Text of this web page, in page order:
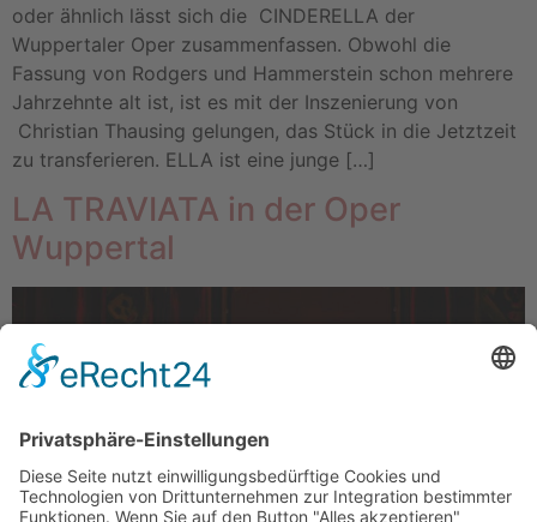
oder ähnlich lässt sich die CINDERELLA der
Wuppertaler Oper zusammenfassen. Obwohl die
Fassung von Rodgers und Hammerstein schon mehrere
Jahrzehnte alt ist, ist es mit der Inszenierung von
Christian Thausing gelungen, das Stück in die Jetztzeit
zu transferieren. ELLA ist eine junge […]
LA TRAVIATA in der Oper
Wuppertal